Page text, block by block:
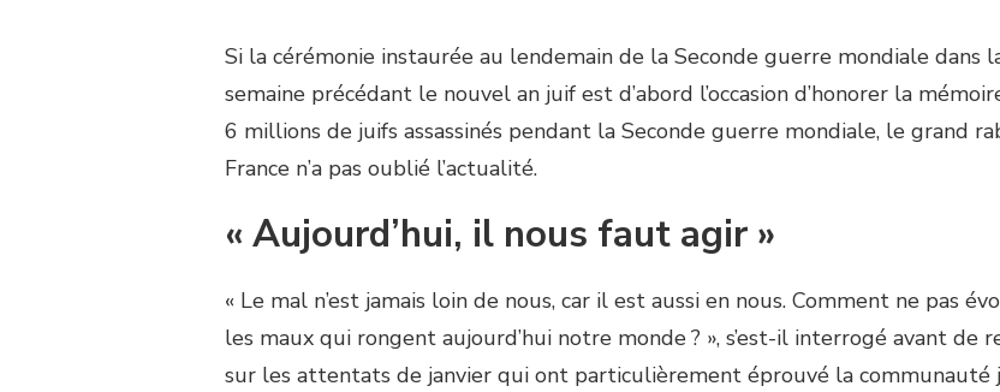
Si la cérémonie instaurée au lendemain de la Seconde guerre mondiale dans
semaine précédant le nouvel an juif est d’abord l’occasion d’honorer la
6 millions de juifs assassinés pendant la Seconde guerre mondiale, le grand
France n’a pas oublié l’actualité.
« Aujourd’hui, il nous faut agir »
« Le mal n’est jamais loin de nous, car il est aussi en nous. Comment ne pas
les maux qui rongent aujourd’hui notre monde ? », s’est-il interrogé avant de
sur les attentats de janvier qui ont particulièrement éprouvé la communauté